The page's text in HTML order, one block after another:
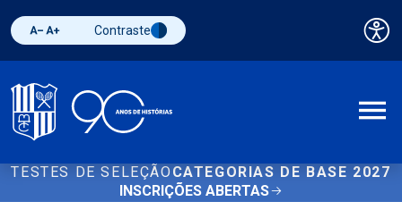
Diminuir fonte
Aumentar fonteAlternar contraste
Contraste
TESTES DE SELEÇÃO CATEGORIAS DE BASE 2027
INSCRIÇÕES ABERTAS